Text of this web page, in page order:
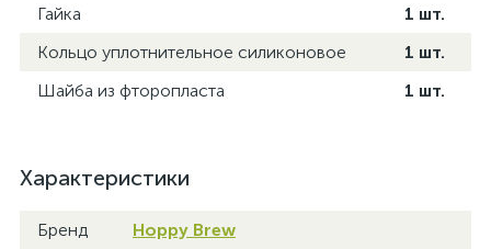
Гайка
1 шт.
Кольцо уплотнительное силиконовое
1 шт.
Шайба из фторопласта
1 шт.
Характеристики
Бренд Hoppy Brew